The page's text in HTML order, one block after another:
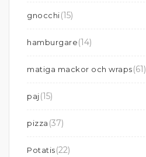
gnocchi(15)
hamburgare(14)
matiga mackor och wraps(61)
paj(15)
pizza (37)
Potatis(22)